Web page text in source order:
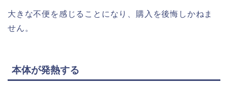
大きな不便を感じることになり、購入を後悔しかねま
せん。
本体が発熱する